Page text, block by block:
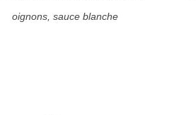
oignons, sauce blanche